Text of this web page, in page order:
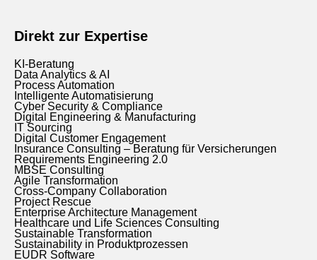
Direkt zur Expertise
KI-Beratung
Data Analytics & AI
Process Automation
Intelligente Automatisierung
Cyber Security & Compliance
Digital Engineering & Manufacturing
IT Sourcing
Digital Customer Engagement
Insurance Consulting – Beratung für Versicherungen
Requirements Engineering 2.0
MBSE Consulting
Agile Transformation
Cross-Company Collaboration
Project Rescue
Enterprise Architecture Management
Healthcare und Life Sciences Consulting
Sustainable Transformation
Sustainability in Produktprozessen
EUDR Software